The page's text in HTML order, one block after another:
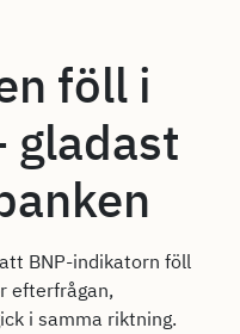
föll i
gladast
BNP-indikatorn föll
efterfrågan,
i samma riktning.